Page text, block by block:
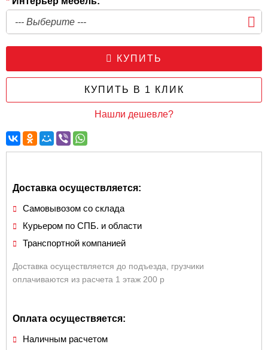
КУПИТЬ
КУПИТЬ В 1 КЛИК
Нашли дешевле?
Доставка осуществляется:
Самовывозом со склада
Курьером по СПБ. и области
Транспортной компанией
Доставка осуществляется до подъезда, грузчики
оплачиваются из расчета 1 этаж 200 р
Оплата осуществяется:
Наличным расчетом